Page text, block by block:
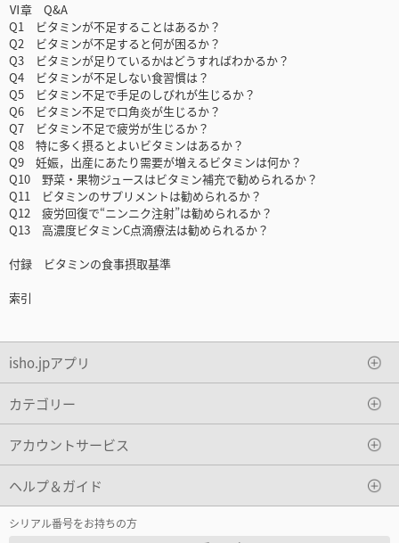
Ⅵ章 Q&A
Q1 ビタミンが不足することはあるか？
Q2 ビタミンが不足すると何が困るか？
Q3 ビタミンが足りているかはどうすればわかるか？
Q4 ビタミンが不足しない食習慣は？
Q5 ビタミン不足で手足のしびれが生じるか？
Q6 ビタミン不足で口角炎が生じるか？
Q7 ビタミン不足で疲労が生じるか？
Q8 特に多く摂るとよいビタミンはあるか？
Q9 妊娠，出産にあたり需要が増えるビタミンは何か？
Q10 野菜・果物ジュースはビタミン補充で勧められるか？
Q11 ビタミンのサプリメントは勧められるか？
Q12 疲労回復で“ニンニク注射”は勧められるか？
Q13 高濃度ビタミンC点滴療法は勧められるか？
付録 ビタミンの食事摂取基準
索引
isho.jpアプリ
カテゴリー
アカウントサービス
ヘルプ＆ガイド
シリアル番号をお持ちの方